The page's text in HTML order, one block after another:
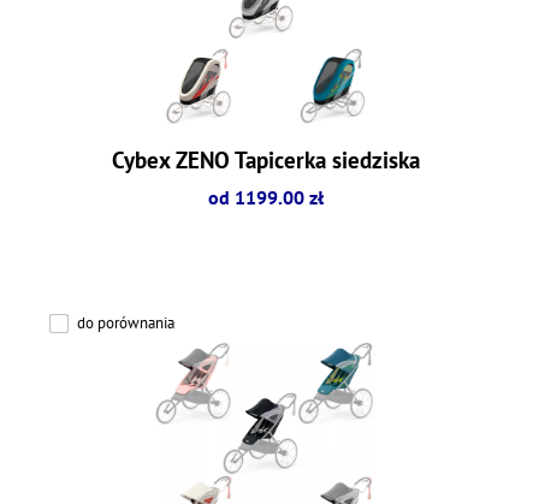
Cybex ZENO Tapicerka siedziska
od 1199.00 zł
do porównania